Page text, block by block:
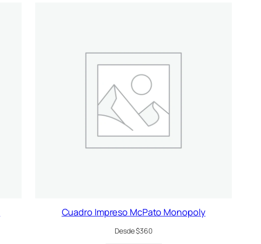
Cuadro Impreso McPato Monopoly
Desde $360